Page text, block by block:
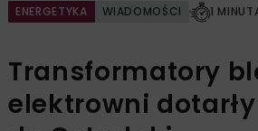
ENERGETYKA WIADOMOŚCI 1
Transformatory
elektrowni dotarły